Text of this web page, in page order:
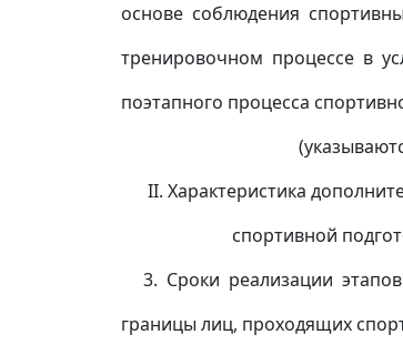
основе соблюдения
тренировочном процессе в
поэтапного процесса спортивной
(указываются иные
II. Характеристика
спортивной
3. Сроки реализации
границы лиц, проходящих